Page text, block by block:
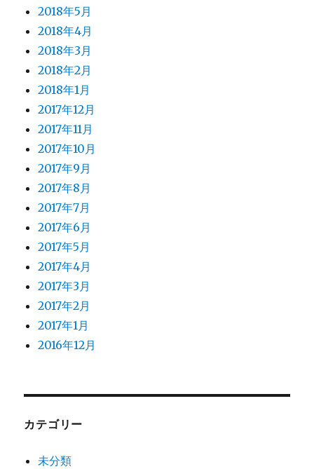
2018年5月
2018年4月
2018年3月
2018年2月
2018年1月
2017年12月
2017年11月
2017年10月
2017年9月
2017年8月
2017年7月
2017年6月
2017年5月
2017年4月
2017年3月
2017年2月
2017年1月
2016年12月
カテゴリー
未分類